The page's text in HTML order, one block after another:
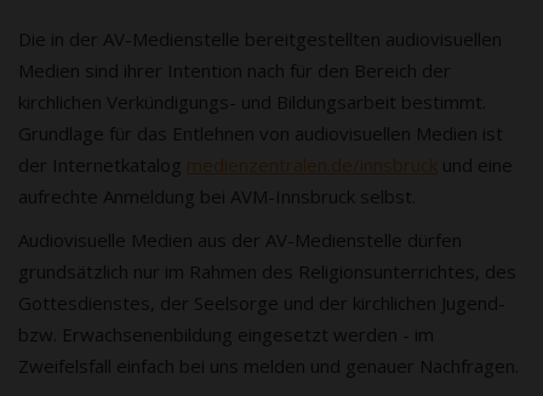
Die in der AV-Medienstelle bereitgestellten audiovisuellen
Medien sind ihrer Intention nach für den Bereich der
kirchlichen Verkündigungs- und Bildungsarbeit bestimmt.
Grundlage für das Entlehnen von audiovisuellen Medien ist
der Internetkatalog medienzentralen.de/innsbruck und eine
aufrechte Anmeldung bei AVM-Innsbruck selbst.
Audiovisuelle Medien aus der AV-Medienstelle dürfen
grundsätzlich nur im Rahmen des Religionsunterrichtes, des
Gottesdienstes, der Seelsorge und der kirchlichen Jugend-
bzw. Erwachsenenbildung eingesetzt werden - im
Zweifelsfall einfach bei uns melden und genauer Nachfragen.